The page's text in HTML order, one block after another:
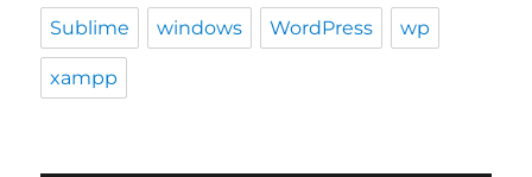
Sublime windows WordPress wp
xampp